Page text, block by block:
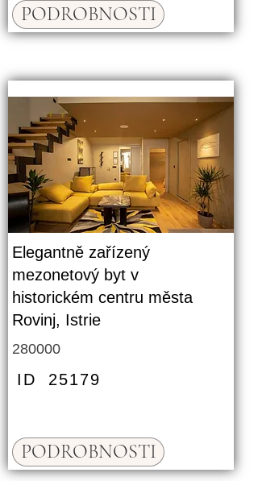
PODROBNOSTI
Elegantně zařízený
mezonetový byt v
historickém centru města
Rovinj, Istrie
280000
ID 25179
PODROBNOSTI